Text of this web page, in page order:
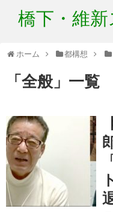
橋下・維
ホーム 都構想
「 全般 」 一覧